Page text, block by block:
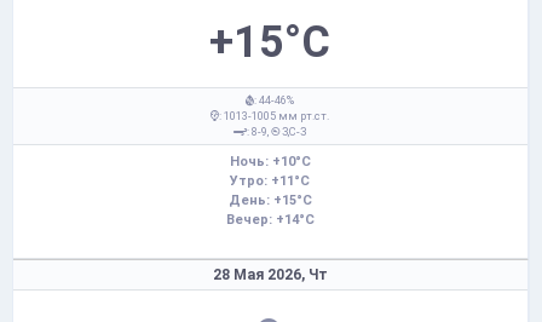
+15°C
: 44-46%
: 1013-1005 мм рт.ст.
: 8-9,
З,С-З
Ночь: +10°C
Утро: +11°C
День: +15°C
Вечер: +14°C
28 Мая 2026, Чт